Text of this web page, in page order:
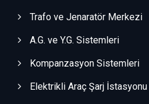
Trafo ve Jenaratör Merkezi
A.G. ve Y.G. Sistemleri
Kompanzasyon Sistemleri
Elektrikli Araç Şarj İstasyonu